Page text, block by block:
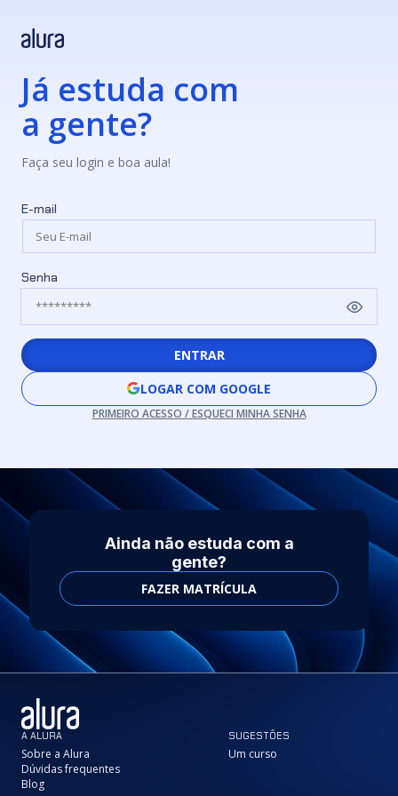
Já estuda com
a gente?
Faça seu login e boa aula!
E-mail
Senha
ENTRAR
LOGAR COM GOOGLE
PRIMEIRO ACESSO / ESQUECI MINHA SENHA
Ainda não estuda com a
gente?
FAZER MATRÍCULA
A ALURA
Sobre a Alura
Dúvidas frequentes
Blog
SUGESTÕES
Um curso